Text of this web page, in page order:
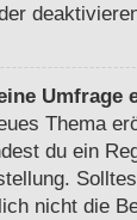
Umfrage
Thema
du ein
nicht die